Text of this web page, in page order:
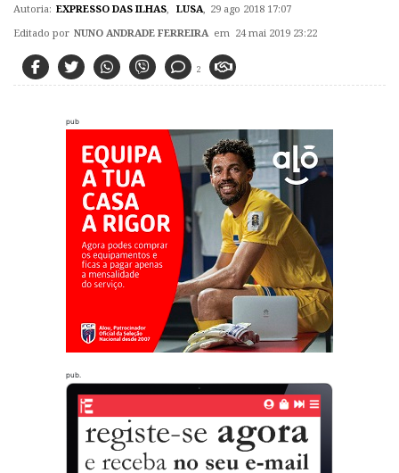
Autoria: EXPRESSO DAS ILHAS LUSA 29 ago 2018 17:07
Editado por NUNO ANDRADE FERREIRA em 24 mai 2019 23:22
2
pub
pub.